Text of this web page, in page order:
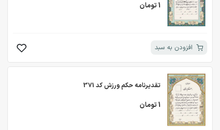
1 تومان
افزودن به سبد
تقدیرنامه حکم ورزش کد 371
1 تومان